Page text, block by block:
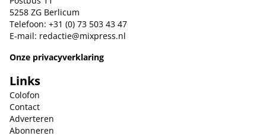
5258 ZG Berlicum
Telefoon: +31 (0) 73 503 43 47
E-mail: redactie@mixpress.nl
Onze privacyverklaring
Links
Colofon
Contact
Adverteren
Abonneren